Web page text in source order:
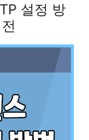
설정 방